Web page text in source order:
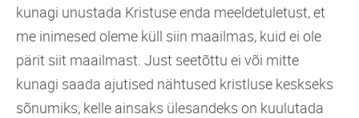
kunagi unustada Kristuse enda meeldetuletust, et
me inimesed oleme küll siin maailmas, kuid ei ole
pärit siit maailmast. Just seetõttu ei või mitte
kunagi saada ajutised nähtused kristluse keskseks
sõnumiks, kelle ainsaks ülesandeks on kuulutada